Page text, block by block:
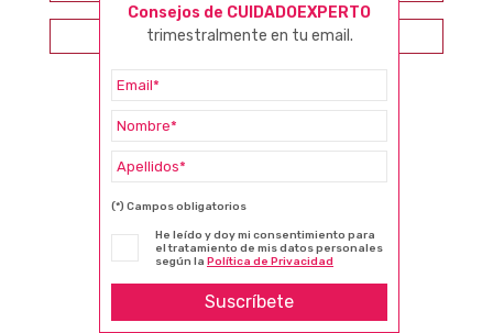
Consejos de CUIDADOEXPERTO
trimestralmente en tu email.
(*) Campos obligatorios
He leído y doy mi consentimiento para
el tratamiento de mis datos personales
según la Política de Privacidad
Suscríbete
Consumidor